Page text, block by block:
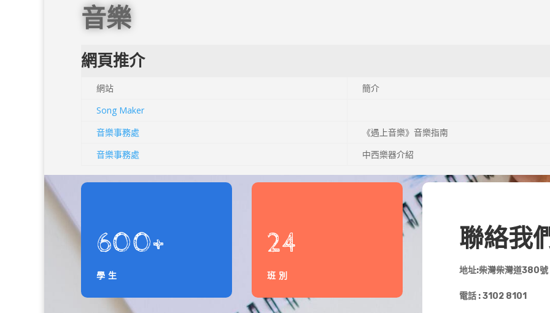
音樂
網頁推介
網站
簡介
Song Maker
音樂事務處
《遇上音樂》音樂指南
音樂事務處
中西樂器介紹
600+
學生
24
班別
聯絡我
地址:柴灣柴灣道380號
電話 : 3102 8101